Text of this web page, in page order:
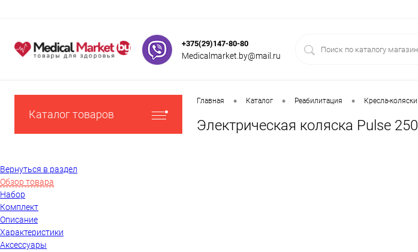
+375(29)147-80-80
Medicalmarket.by@mail.ru
Каталог товаров
Главная • Каталог • Реабилитация • Кресла-коляски
Электрическая коляска Pulse 250
Вернуться в раздел
Обзор товара
Набор
Комплект
Описание
Характеристики
Аксессуары